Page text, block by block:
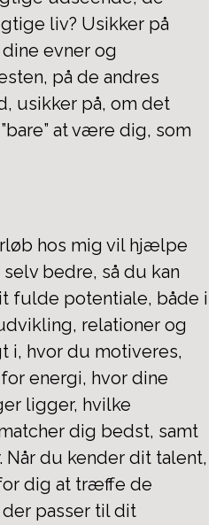
liv? Usikker på
evner og
på de andres
usikker på, om det
at være dig, som
hos mig vil hjælpe
bedre, så du kan
fulde potentiale, både i
relationer og
i, hvor du motiveres,
energi, hvor dine
ligger, hvilke
dig bedst, samt
du kender dit talent,
dig at træffe de
passer til dit